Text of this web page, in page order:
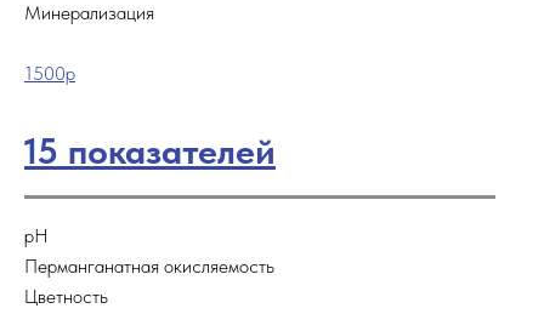
Минерализация
1500р
15 показателей
рН
Перманганатная окисляемость
Цветность